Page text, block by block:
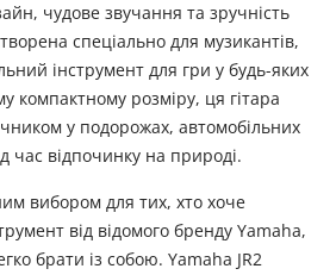
чудове звучання та зручність
спеціально для музикантів,
інструмент для гри у будь-яких
компактному розміру, ця гітара
у подорожах, автомобільних
час відпочинку на природі.
вибором для тих, хто хоче
від відомого бренду Yamaha,
брати із собою. Yamaha JR2